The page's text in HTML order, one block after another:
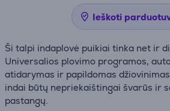
Ieškoti
Ši talpi indaplovė puikiai tinka net ir
Universalios plovimo programos,
atidarymas ir papildomas
indai būtų nepriekaištingai švarūs ir
pastangų.